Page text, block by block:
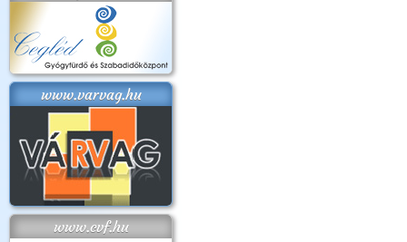
www.varvag.hu
www.cvf.hu